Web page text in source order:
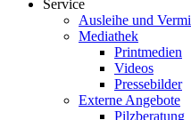
Service
Ausleihe und
Mediathek
Printmedien
Videos
Pressebilder
Externe Angebote
Pilzberatung